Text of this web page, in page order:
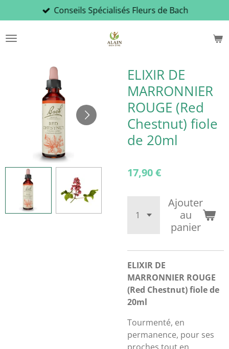
au
contenu
Conseils Spécialisés Fleurs de Bach
ELIXIR DE
MARRONNIER
ROUGE (Red
Chestnut) fiole
de 20ml
17,90 €
Ajouter
au
panier
ELIXIR DE
MARRONNIER ROUGE
(Red Chestnut) fiole de
20ml
Tourmenté, en
permanence, pour ses